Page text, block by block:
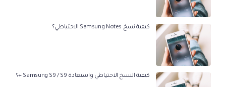
كيفية نسخ Samsung Notes الاحتياطي؟
كيفية النسخ الاحتياطي واستعادة Samsung S9 / S9 +؟